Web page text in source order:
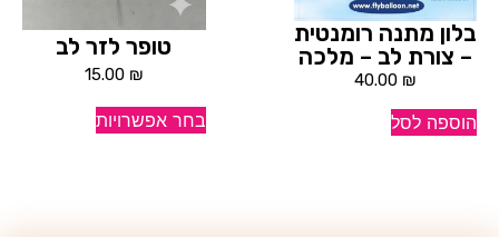
בלון מתנה רומנטית
– צורת לב – מלכה
40.00 ₪
הוספה לסל
טופר לזר לב
15.00 ₪
בחר אפשרויות